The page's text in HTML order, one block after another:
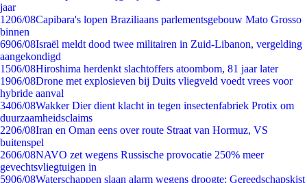
jaar
1206/08Capibara's lopen Braziliaans parlementsgebouw Mato Grosso
binnen
6906/08Israël meldt dood twee militairen in Zuid-Libanon, vergelding
aangekondigd
1506/08Hiroshima herdenkt slachtoffers atoombom, 81 jaar later
1906/08Drone met explosieven bij Duits vliegveld voedt vrees voor
hybride aanval
3406/08Wakker Dier dient klacht in tegen insectenfabriek Protix om
duurzaamheidsclaims
2206/08Iran en Oman eens over route Straat van Hormuz, VS
buitenspel
2606/08NAVO zet wegens Russische provocatie 250% meer
gevechtsvliegtuigen in
5906/08Waterschappen slaan alarm wegens droogte: Gereedschapskist